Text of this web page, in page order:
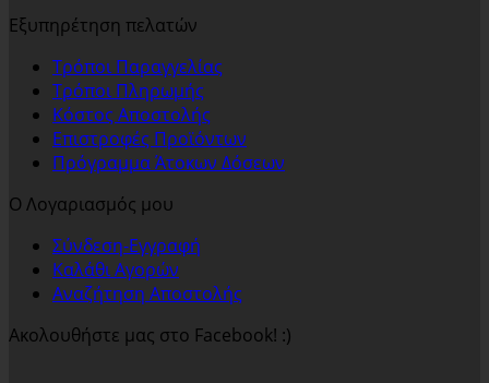
Εξυπηρέτηση πελατών
Τρόποι Παραγγελίας
Τρόποι Πληρωμής
Κόστος Αποστολής
Επιστροφές Προϊόντων
Πρόγραμμα Άτοκων Δόσεων
Ο Λογαριασμός μου
Σύνδεση-Εγγραφή
Καλάθι Αγορών
Αναζήτηση Αποστολής
Ακολουθήστε μας στο Facebook! :)